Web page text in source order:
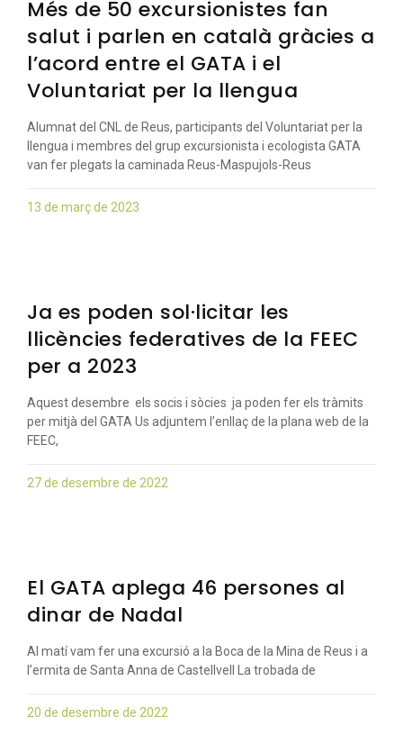
Més de 50 excursionistes fan
salut i parlen en català gràcies a
l’acord entre el GATA i el
Voluntariat per la llengua
Alumnat del CNL de Reus, participants del Voluntariat per la
llengua i membres del grup excursionista i ecologista GATA
van fer plegats la caminada Reus-Maspujols-Reus
13 de març de 2023
Ja es poden sol·licitar les
llicències federatives de la FEEC
per a 2023
Aquest desembre els socis i sòcies ja poden fer els tràmits
per mitjà del GATA Us adjuntem l’enllaç de la plana web de la
FEEC,
27 de desembre de 2022
El GATA aplega 46 persones al
dinar de Nadal
Al matí vam fer una excursió a la Boca de la Mina de Reus i a
l’ermita de Santa Anna de Castellvell La trobada de
20 de desembre de 2022